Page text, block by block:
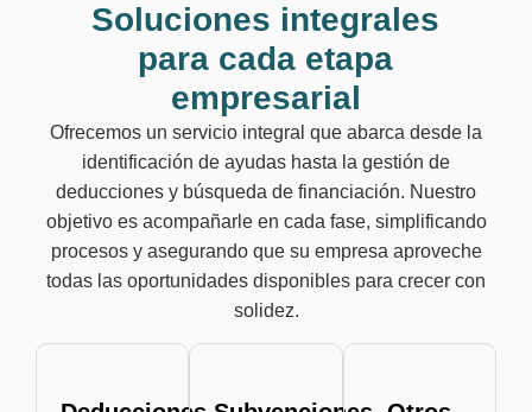
Soluciones integrales
para cada etapa
empresarial
Ofrecemos un servicio integral que abarca desde la
identificación de ayudas hasta la gestión de
deducciones y búsqueda de financiación. Nuestro
objetivo es acompañarle en cada fase, simplificando
procesos y asegurando que su empresa aproveche
todas las oportunidades disponibles para crecer con
solidez.